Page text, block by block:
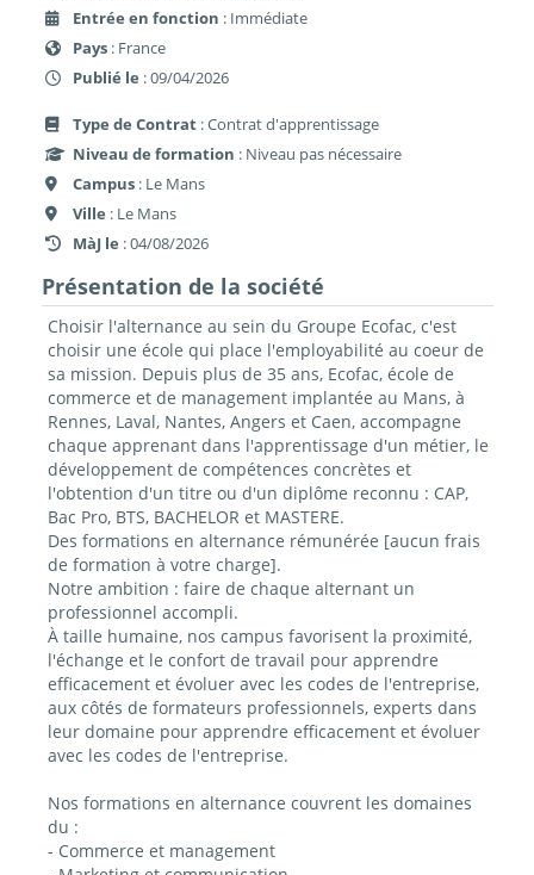
Entrée en fonction : Immédiate
Pays : France
Publié le : 09/04/2026
Type de Contrat : Contrat d'apprentissage
Niveau de formation : Niveau pas nécessaire
Campus : Le Mans
Ville : Le Mans
MàJ le : 04/08/2026
Présentation de la société
Choisir l'alternance au sein du Groupe Ecofac, c'est
choisir une école qui place l'employabilité au coeur de
sa mission. Depuis plus de 35 ans, Ecofac, école de
commerce et de management implantée au Mans, à
Rennes, Laval, Nantes, Angers et Caen, accompagne
chaque apprenant dans l'apprentissage d'un métier, le
développement de compétences concrètes et
l'obtention d'un titre ou d'un diplôme reconnu : CAP,
Bac Pro, BTS, BACHELOR et MASTERE.
Des formations en alternance rémunérée [aucun frais
de formation à votre charge].
Notre ambition : faire de chaque alternant un
professionnel accompli.
À taille humaine, nos campus favorisent la proximité,
l'échange et le confort de travail pour apprendre
efficacement et évoluer avec les codes de l'entreprise,
aux côtés de formateurs professionnels, experts dans
leur domaine pour apprendre efficacement et évoluer
avec les codes de l'entreprise.
Nos formations en alternance couvrent les domaines
du :
- Commerce et management